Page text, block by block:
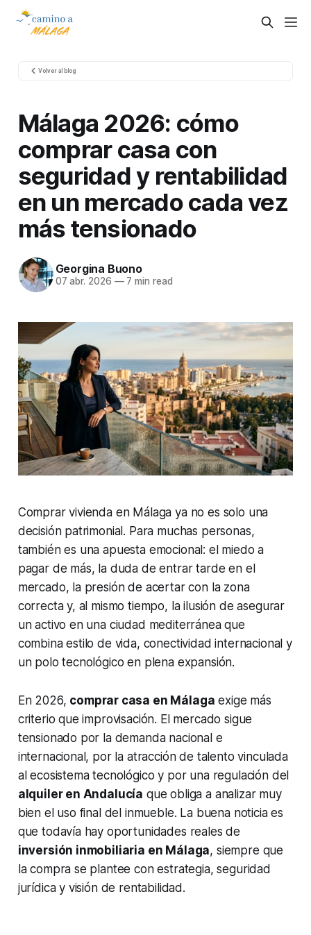
Volver al blog
Málaga 2026: cómo
comprar casa con
seguridad y rentabilidad
en un mercado cada vez
más tensionado
Georgina Buono
07 abr. 2026 —7 min read
Comprar vivienda en Málaga ya no es solo una
decisión patrimonial. Para muchas personas,
también es una apuesta emocional: el miedo a
pagar de más, la duda de entrar tarde en el
mercado, la presión de acertar con la zona
correcta y, al mismo tiempo, la ilusión de asegurar
un activo en una ciudad mediterránea que
combina estilo de vida, conectividad internacional y
un polo tecnológico en plena expansión.
En 2026, comprar casa en Málaga exige más
criterio que improvisación. El mercado sigue
tensionado por la demanda nacional e
internacional, por la atracción de talento vinculada
al ecosistema tecnológico y por una regulación del
alquiler en Andalucía que obliga a analizar muy
bien el uso final del inmueble. La buena noticia es
que todavía hay oportunidades reales de
inversión inmobiliaria en Málaga, siempre que
la compra se plantee con estrategia, seguridad
jurídica y visión de rentabilidad.